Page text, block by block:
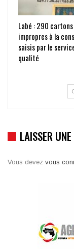
Labé : 290
impropres à la
saisis par le
qualité
LAISSER
Vous devez vous